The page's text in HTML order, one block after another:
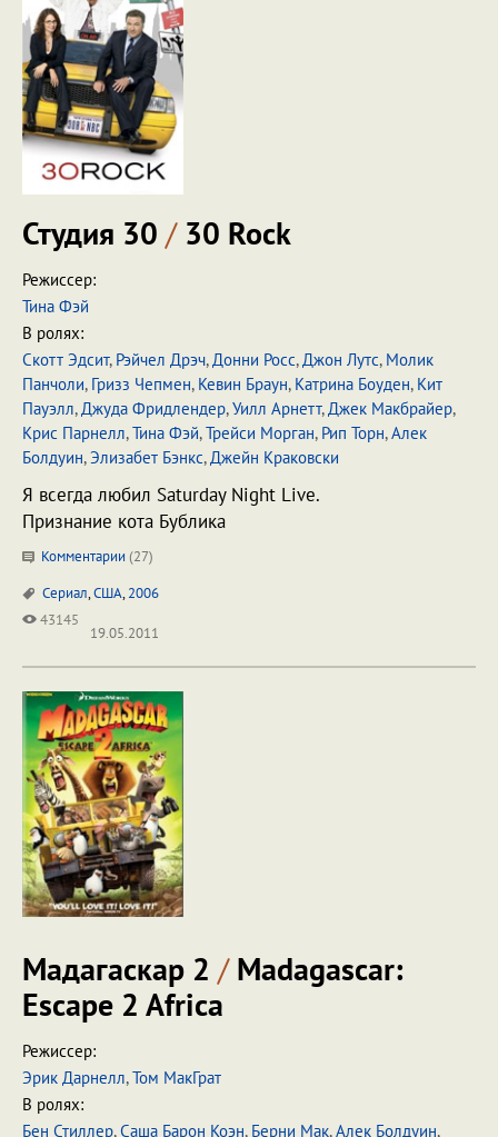
Студия 30 /30 Rock
Режиссер:
Тина Фэй
В ролях:
Скотт Эдсит, Рэйчел Дрэч,Донни Росс,Джон Лутс, Молик
Панчоли, Гризз Чепмен, Кевин Браун, Катрина Боуден, Кит
Пауэлл,Джуда Фридлендер,Уилл Арнетт,Джек Макбрайер,
Крис Парнелл,Тина Фэй,Трейси Морган, Рип Торн,Алек
Болдуин,Элизабет Бэнкс,Джейн Краковски
Я всегда любил Saturday Night Live.
Признание кота Бублика
Комментарии (27)
Сериал,США,2006
43145
19.05.2011
Мадагаскар 2 /Madagascar:
Escape 2 Africa
Режиссер:
Эрик Дарнелл,Том МакГрат
В ролях:
Бен Стиллер,Саша Барон Коэн, Берни Мак,Алек Болдуин,